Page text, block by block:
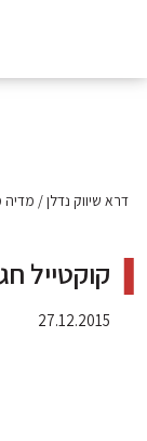
דרא שיווק נדלן/
קוקטייל
27.12.2015